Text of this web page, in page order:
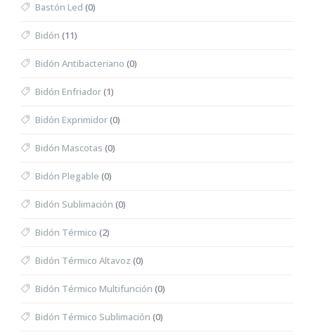
Bastón Led (0)
Bidón (11)
Bidón Antibacteriano (0)
Bidón Enfriador(1)
Bidón Exprimidor(0)
Bidón Mascotas (0)
Bidón Plegable (0)
Bidón Sublimación (0)
Bidón Térmico (2)
Bidón Térmico Altavoz (0)
Bidón Térmico Multifunción (0)
Bidón Térmico Sublimación (0)